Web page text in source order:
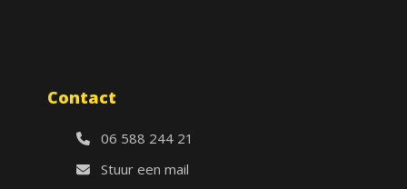
Contact
06 588 244 21
Stuur een mail